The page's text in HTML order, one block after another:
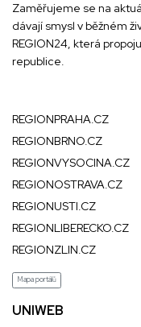
Zaměřujeme se na
dávají smysl v běžném
REGION24, která
republice.
REGIONPRAHA.CZ
REGIONBRNO.CZ
REGIONVYSOCINA.CZ
REGIONOSTRAVA.CZ
REGIONUSTI.CZ
REGIONLIBERECKO.CZ
REGIONZLIN.CZ
Mapa portálů
UNIWEB